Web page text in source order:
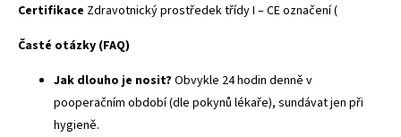
Certifikace Zdravotnický prostředek třídy I – CE označení (
Časté otázky (FAQ)
Jak dlouho je nosit? Obvykle 24 hodin denně v
pooperačním období (dle pokynů lékaře), sundávat jen při
hygieně.